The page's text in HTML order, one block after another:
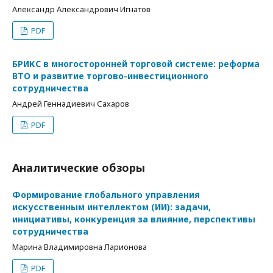
Александр Александрович Игнатов
PDF
БРИКС в многосторонней торговой системе: реформа
ВТО и развитие торгово-инвестиционного
сотрудничества
Андрей Геннадиевич Сахаров
PDF
Аналитические обзоры
Формирование глобального управления
искусственным интеллектом (ИИ): задачи,
инициативы, конкуренция за влияние, перспективы
сотрудничества
Марина Владимировна Ларионова
PDF